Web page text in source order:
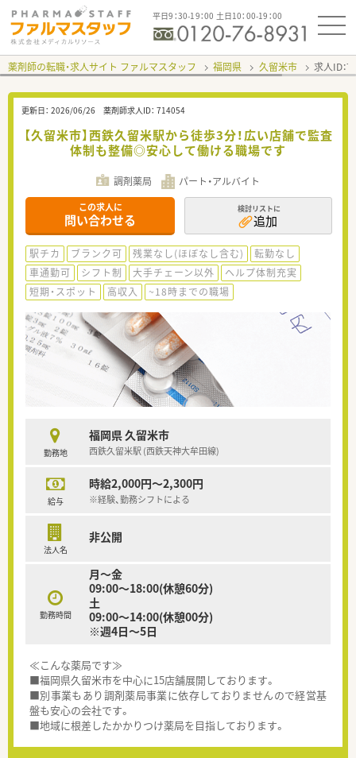
平日9：30-19：00 土日10：00-19：00
薬剤師の転職・求人サイト ファルマスタッフ 福岡県 久留米市 求人ID：
更新日： 2026/06/26 薬剤師求人ID： 714054
【久留米市】西鉄久留米駅から徒歩3分！広い店舗で監査
体制も整備◎安心して働ける職場です
調剤薬局 パート・アルバイト
この求人に
問い合わせる
検討リストに
追加
駅チカ ブランク可 残業なし(ほぼなし含む)
転勤なし
車通勤可
シフト制 大手チェーン以外
ヘルプ体制充実
短期・スポット
高収入 ~18時までの職場
勤務地
福岡県 久留米市
西鉄久留米駅 (西鉄天神大牟田線)
給与
時給2,000円～2,300円
※経験、勤務シフトによる
法人名
非公開
勤務時間
月～金
09:00～18:00(休憩60分)
土
09:00～14:00(休憩00分)
※週4日～5日
≪こんな薬局です≫
■福岡県久留米市を中心に15店舗展開しております。
■別事業もあり調剤薬局事業に依存しておりませんので経営基
盤も安心の会社です。
■地域に根差したかかりつけ薬局を目指しております。